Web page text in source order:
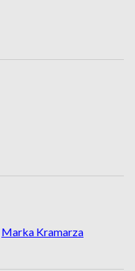
Marka Kramarza